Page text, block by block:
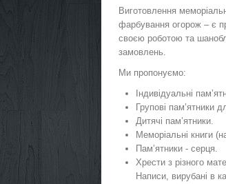
Виготовлення
фарбування огорож – є
своєю роботою та
замовлень.
Ми пропонуємо:
Індивідуальні
Групові пам’ятники
Дитячі пам’ятники.
Меморіальні книги
Пам’ятники - серця.
Хрести з різного
Написи, вирубані в